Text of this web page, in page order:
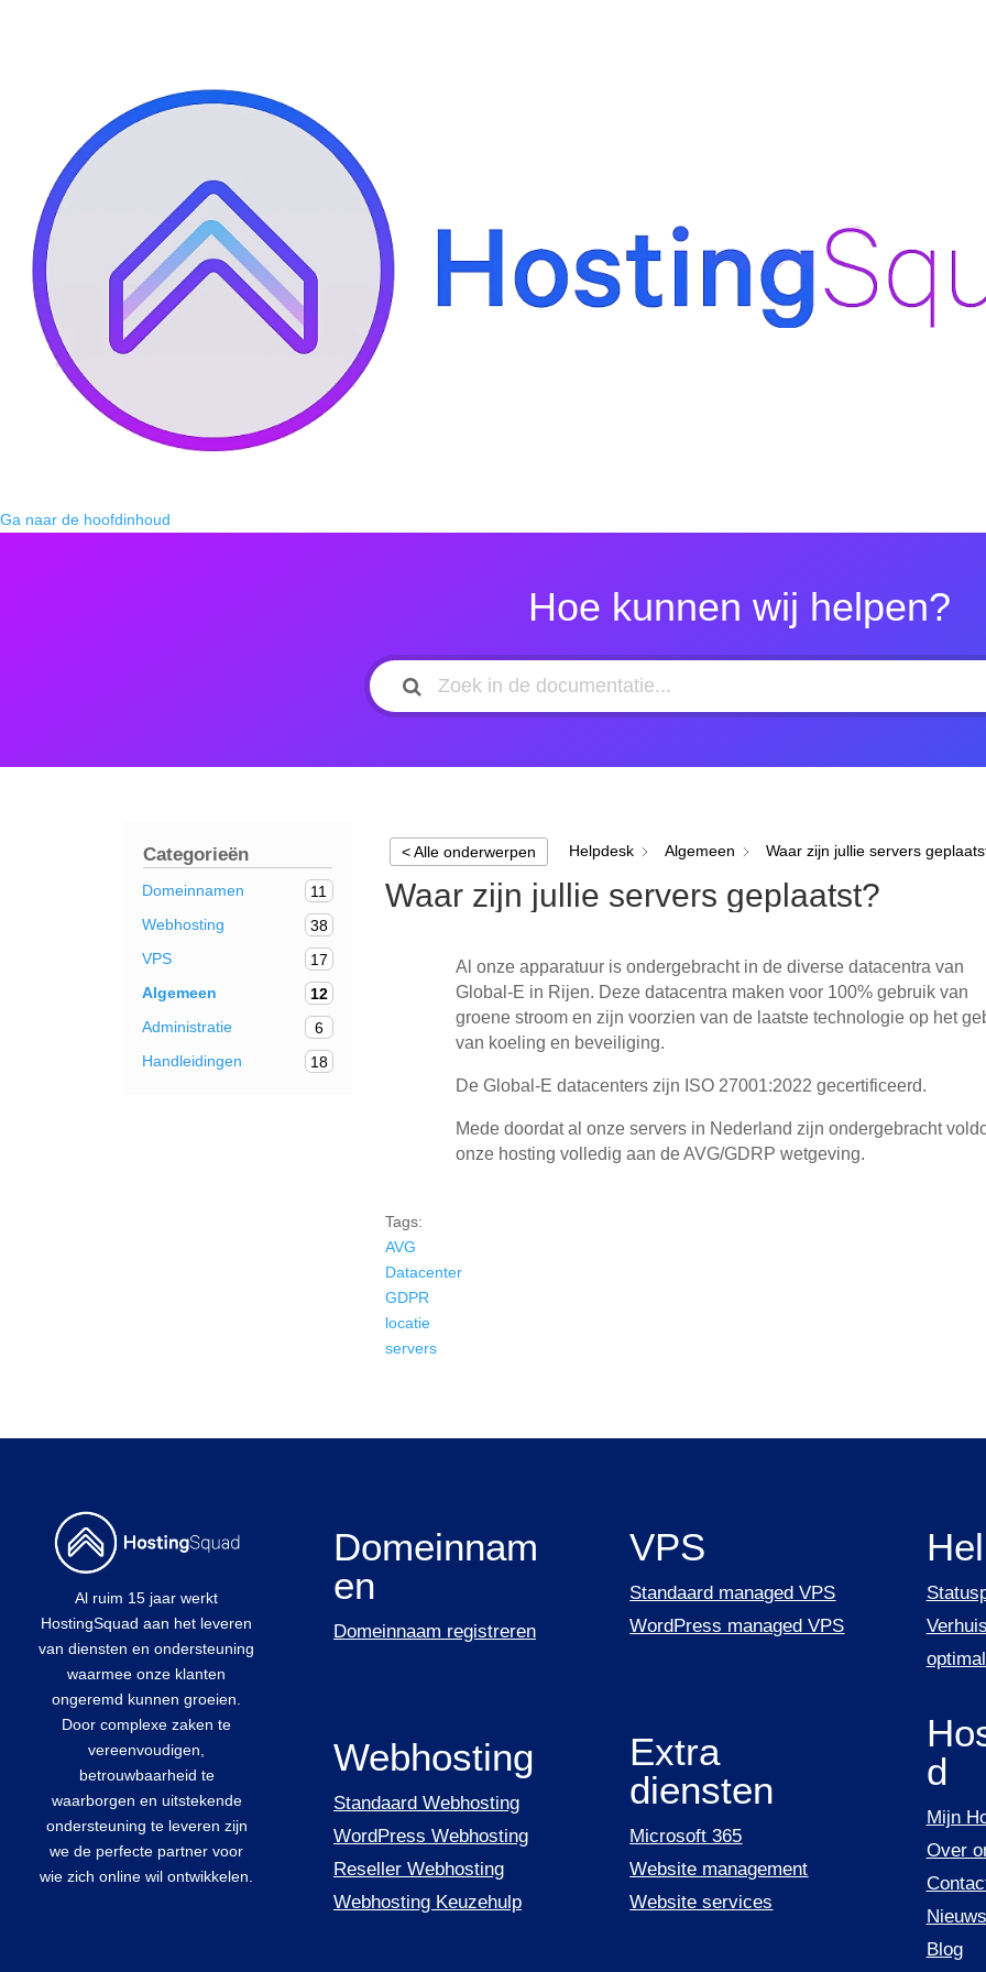
Ga naar de hoofdinhoud
Hoe kunnen wij helpen?
Categorieën
Domeinnamen
11
Webhosting
38
VPS
17
Algemeen
12
Administratie
6
Handleidingen
18
< Alle onderwerpen Helpdesk Algemeen Waar zijn jullie servers
Waar zijn jullie servers geplaatst?
Al onze apparatuur is ondergebracht in de diverse datacentra van
Global-E in Rijen. Deze datacentra maken voor 100% gebruik van
groene stroom en zijn voorzien van de laatste technologie op het
van koeling en beveiliging.
De Global-E datacenters zijn ISO 27001:2022 gecertificeerd.
Mede doordat al onze servers in Nederland zijn ondergebracht
onze hosting volledig aan de AVG/GDRP wetgeving.
Tags:
AVG
Datacenter
GDPR
locatie
servers
Al ruim 15 jaar werkt
HostingSquad aan het leveren
van diensten en ondersteuning
waarmee onze klanten
ongeremd kunnen groeien.
Door complexe zaken te
vereenvoudigen,
betrouwbaarheid te
waarborgen en uitstekende
ondersteuning te leveren zijn
we de perfecte partner voor
wie zich online wil ontwikkelen.
Domeinnam
en
Domeinnaam registreren
Webhosting
Standaard Webhosting
WordPress Webhosting
Reseller Webhosting
Webhosting Keuzehulp
VPS
Standaard managed VPS
WordPress managed VPS
Extra
diensten
Microsoft 365
Website management
Website services
d
Mijn
Over
Nieuws
Blog